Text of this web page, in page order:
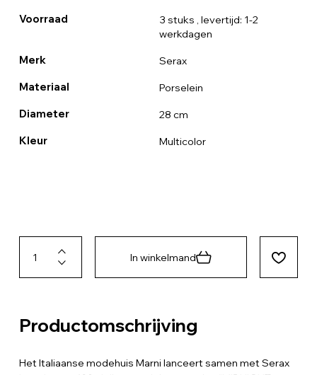
Voorraad 3 stuks , levertijd: 1-2
werkdagen
Merk Serax
Materiaal Porselein
Diameter 28 cm
Kleur Multicolor
In winkelmand
Productomschrijving
Het Italiaanse modehuis Marni lanceert samen met Serax